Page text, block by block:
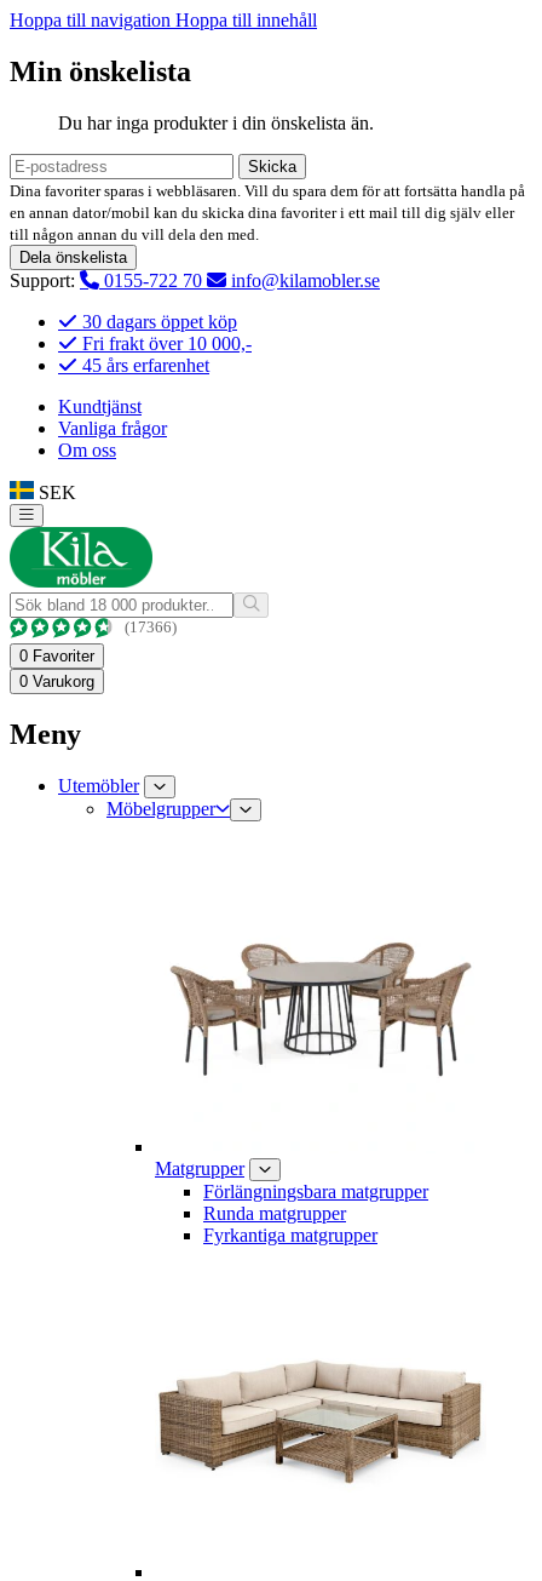
Hoppa till navigation Hoppa till innehåll
Min önskelista
Du har inga produkter i din önskelista än.
Skicka
Dina favoriter sparas i webbläsaren. Vill du spara dem för att fortsätta handla på
en annan dator/mobil kan du skicka dina favoriter i ett mail till dig själv eller
till någon annan du vill dela den med.
Dela önskelista
Support: 0155-722 70
info@kilamobler.se
30 dagars öppet köp
Fri frakt över 10 000,-
45 års erfarenhet
Kundtjänst
Vanliga frågor
Om oss
SEK
(17366)
0 Favoriter
0 Varukorg
Meny
Utemöbler
Möbelgrupper
Matgrupper
Förlängningsbara matgrupper
Runda matgrupper
Fyrkantiga matgrupper